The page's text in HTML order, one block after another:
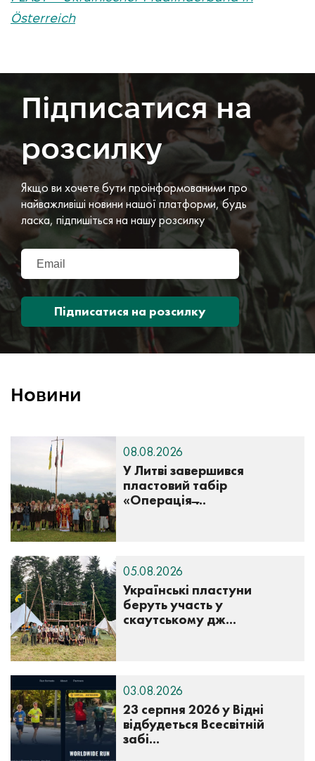
Österreich
Підписатися на
розсилку
Якщо ви хочете бути проінформованими про
найважливіші новини нашої платформи, будь
ласка, підпишіться на нашу розсилку
Підписатися на розсилку
Новини
У Литві завершився
пластовий табір
«Операція ̶...
08.08.2026
Українські пластуни
беруть участь у
скаутському дж...
05.08.2026
23 серпня 2026 у Відні
відбудеться Всесвітній
забі...
03.08.2026